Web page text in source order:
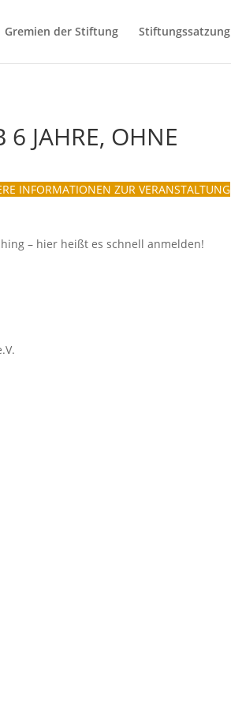
Gremien der Stiftung Stiftungssatzung
6 JAHRE, OHNE
INFORMATIONEN ZUR VERANSTALTUNG
– hier heißt es schnell anmelden!